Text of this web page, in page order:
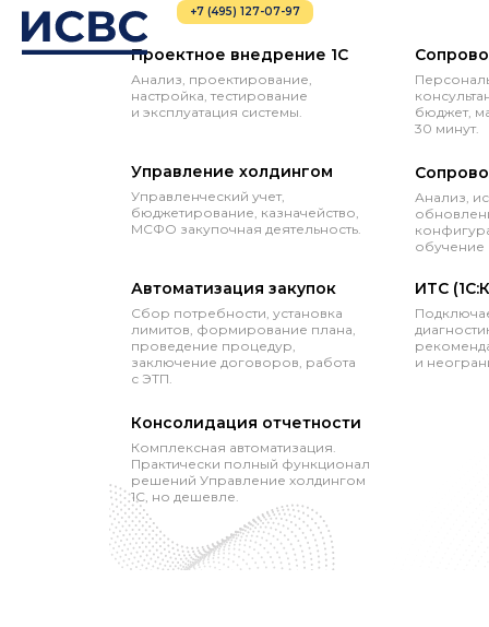
+7 (495) 127-07-97
Проектное внедрение 1С
ИТС
Анализ, проектирование,
настройка, тестирование
и эксплуатация системы.
и
Управление холдингом
Управленческий учет,
бюджетирование, казначейство,
МСФО закупочная деятельность.
бюджет,
30 минут.
Автоматизация закупок
Сбор потребности, установка
лимитов, формирование плана,
проведение процедур,
заключение договоров, работа
с ЭТП.
Анализ,
обучение
Консолидация отчетности
Комплексная автоматизация.
Практически полный функционал
решений Управление холдингом
1С, но дешевле.